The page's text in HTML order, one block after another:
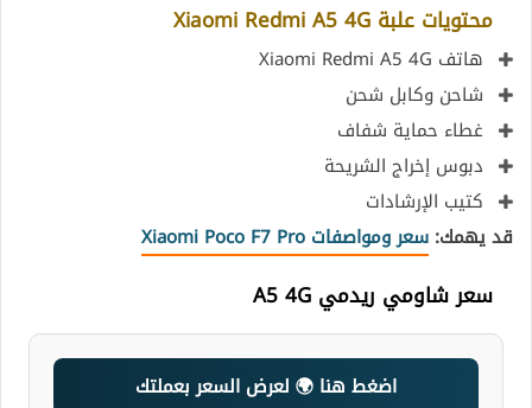
محتويات علبة Xiaomi Redmi A5 4G
هاتف Xiaomi Redmi A5 4G
شاحن وكابل شحن
غطاء حماية شفاف
دبوس إخراج الشريحة
كتيب الإرشادات
قد يهمك: سعر ومواصفات Xiaomi Poco F7 Pro
سعر شاومي ريدمي A5 4G
اضغط هنا 🌍 لعرض السعر بعملتك